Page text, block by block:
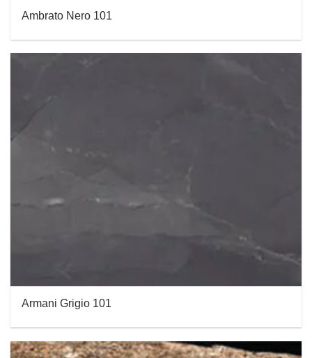
Ambrato Nero 101
Armani Grigio 101